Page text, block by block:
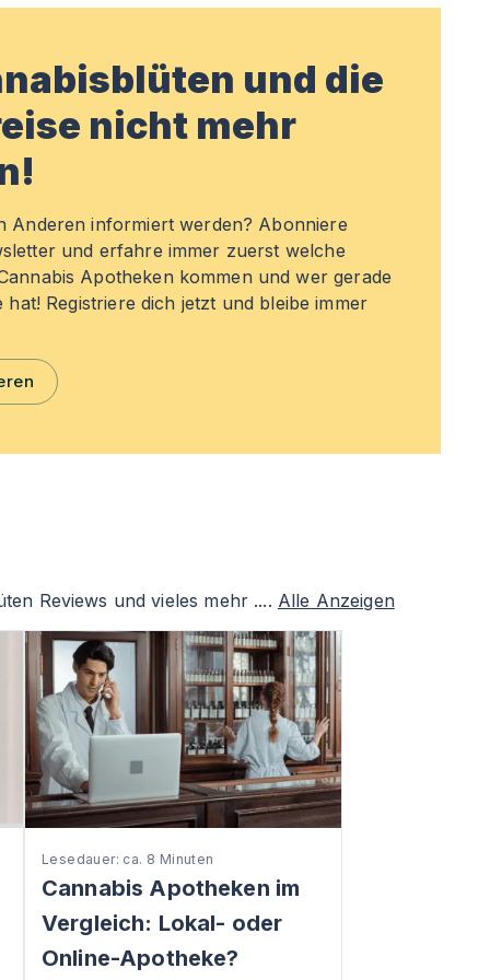
und die
nicht mehr
Anderen informiert werden? Abonniere
und erfahre immer zuerst welche
Apotheken kommen und wer gerade
hat! Registriere dich jetzt und bleibe immer
Reviews und vieles mehr .... Alle Anzeigen
Lesedauer: ca. 8 Minuten
Cannabis Apotheken im
Vergleich: Lokal- oder
Online-Apotheke?